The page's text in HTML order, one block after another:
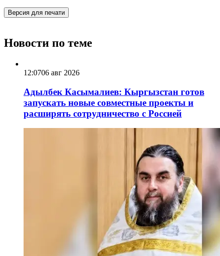
Версия для печати
Новости по теме
12:0706 авг 2026
Адылбек Касымалиев: Кыргызстан готов
запускать новые совместные проекты и
расширять сотрудничество с Россией